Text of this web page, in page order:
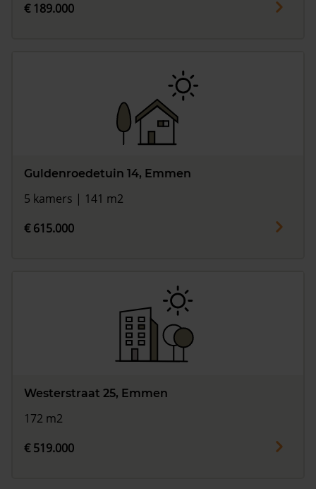
€ 189.000
Guldenroedetuin 14, Emmen
5 kamers | 141 m2
€ 615.000
Westerstraat 25, Emmen
172 m2
€ 519.000